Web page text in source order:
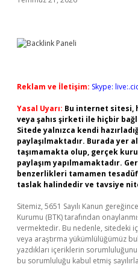
Reklam ve İletişim: Skype:
Yasal Uyarı: Bu internet sitesi,
veya şahıs şirketi ile hiçbir
Sitede yalnızca kendi
paylaşılmaktadır. Burada yer
taşımamakta olup, gerçek
paylaşım yapılmamaktadır.
benzerlikleri tamamen
taslak halindedir ve tavsiye
Sitemiz, 5651 Sayılı Kanun
Kurumu (BTK) tarafından
vermektedir. Bu nedenle, sitedeki
veya araştırma yükümlülüğümüz
yazdıkları içeriklerin
bu sorumluluğu kabul etmiş